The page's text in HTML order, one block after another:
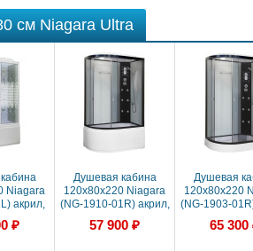
см Niagara Ultra
Niagara
акрил,
₽
Душевая кабина
120x80x220 Niagara
(NG-1910-01R) акрил,
Поддон высокий
57 900 ₽
Душевая
120x80x220
(NG-1903-
Поддон
65 300